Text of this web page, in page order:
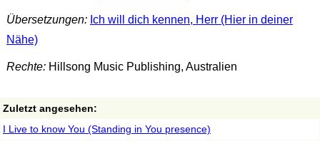
Übersetzungen: Ich will dich kennen, Herr (Hier in deiner
Nähe)
Rechte:Hillsong Music Publishing, Australien
Zuletzt angesehen:
I Live to know You (Standing in You presence)